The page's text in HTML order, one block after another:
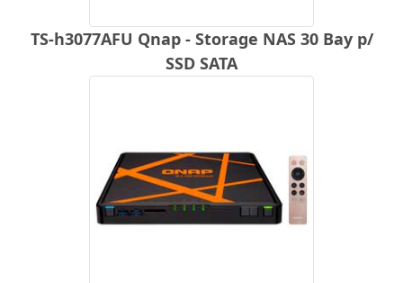
TS-h3077AFU Qnap - Storage NAS 30 Bay p/
SSD SATA